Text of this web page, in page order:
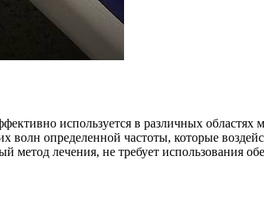
используется в различных областях
волн определенной частоты, которые
лечения, не требует использования